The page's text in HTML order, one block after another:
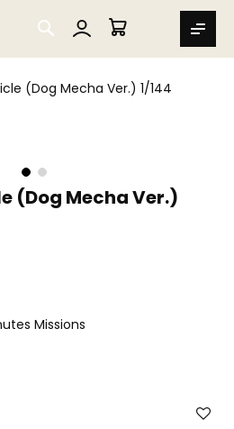
SEARCH
MIN VARUKORG
(Dog Mecha Ver.) 1/144
(Dog Mecha Ver.)
Missions